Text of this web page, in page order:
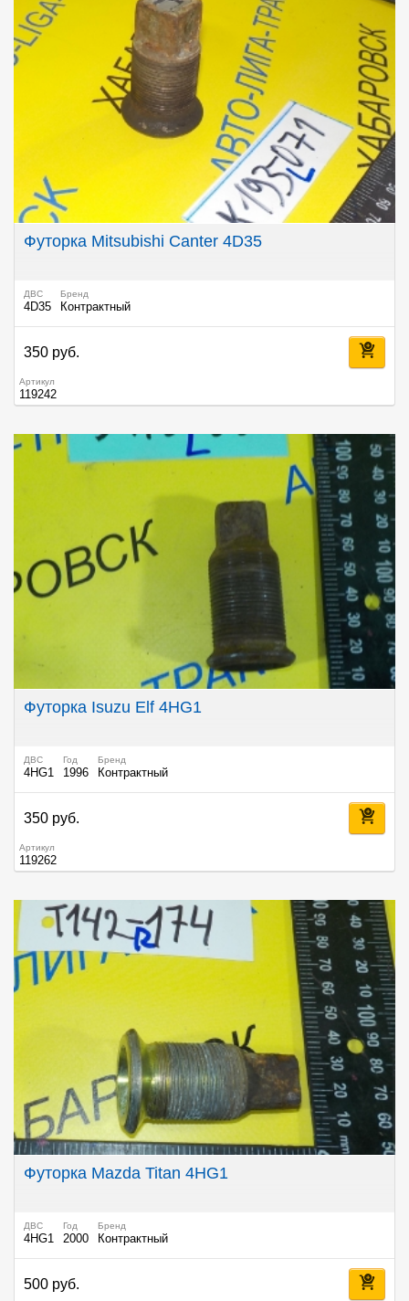
Футорка Mitsubishi Canter 4D35
ДВС
4D35
Бренд
Контрактный
350 руб.
Артикул
119242
Футорка Isuzu Elf 4HG1
ДВС
4HG1
Год
1996
Бренд
Контрактный
350 руб.
Артикул
119262
Футорка Mazda Titan 4HG1
ДВС
4HG1
Год
2000
Бренд
Контрактный
500 руб.